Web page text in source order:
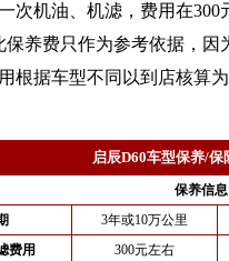
次机油、机滤，费用在
保养费只作为参考依据，
根据车型不同以到店核算为
启辰D60车型保养/保
保养信息
3年或10万公里
费用
300元左右